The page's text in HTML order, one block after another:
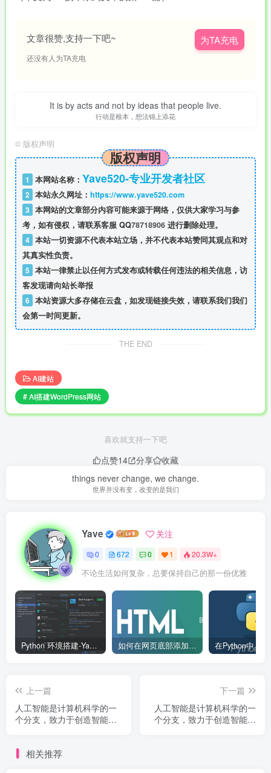
文章很赞,支持一下吧~
还没有人为TA充电
为TA充电
It is by acts and not by ideas that people live.
行动是根本，想法锦上添花
© 版权声明
版权声明
1 本网站名称： Yave520-专业开发者社区
2 本站永久网址： https://www.yave520.com
3 本网站的文章部分内容可能来源于网络，仅供大家学习与参
考，如有侵权，请联系客服 QQ78718906 进行删除处理。
4 本站一切资源不代表本站立场，并不代表本站赞同其观点和对
其真实性负责。
5 本站一律禁止以任何方式发布或转载任何违法的相关信息，访
客发现请向站长举报
6 本站资源大多存储在云盘，如发现链接失效，请联系我们我们
会第一时间更新。
THE END
AI建站
# AI搭建WordPress网站
喜欢就支持一下吧
点赞14 分享
收藏
things never change, we change.
世界并没有变，改变的是我们
Yave 关注
0 672 0 1 20.3W+
不论生活如何复杂，总要保持自己的那一份优雅
Python 环境搭建-Yave520-专业开发者社区 如何在网页底部添加版权信息？
上一篇
人工智能是计算机科学的一
个分支，致力于创造智能机
经历多次发展高潮和低谷，
下一篇
人工智能是计算机科学的一
个分支，致力于创造智能机
相关推荐